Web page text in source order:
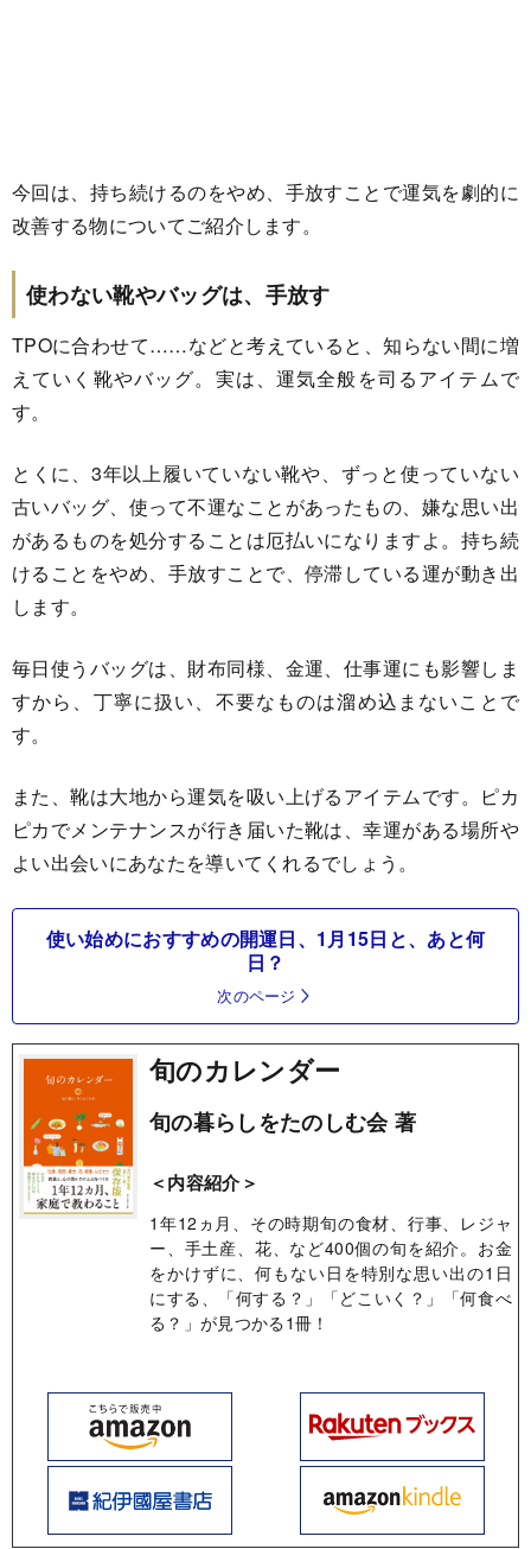
今回は、持ち続けるのをやめ、手放すことで運気を劇的に
改善する物についてご紹介します。
使わない靴やバッグは、手放す
TPOに合わせて……などと考えていると、知らない間に増
えていく靴やバッグ。実は、運気全般を司るアイテムで
す。
とくに、3年以上履いていない靴や、ずっと使っていない
古いバッグ、使って不運なことがあったもの、嫌な思い出
があるものを処分することは厄払いになりますよ。持ち続
けることをやめ、手放すことで、停滞している運が動き出
します。
毎日使うバッグは、財布同様、金運、仕事運にも影響しま
すから、丁寧に扱い、不要なものは溜め込まないことで
す。
また、靴は大地から運気を吸い上げるアイテムです。ピカ
ピカでメンテナンスが行き届いた靴は、幸運がある場所や
よい出会いにあなたを導いてくれるでしょう。
使い始めにおすすめの開運日、1月15日と、あと何
日？
次のページ
旬のカレンダー
旬の暮らしをたのしむ会 著
＜内容紹介＞
1年12ヵ月、その時期旬の食材、行事、レジャ
ー、手土産、花、など400個の旬を紹介。お金
をかけずに、何もない日を特別な思い出の1日
にする、「何する？」「どこいく？」「何食べ
る？」が見つかる1冊！